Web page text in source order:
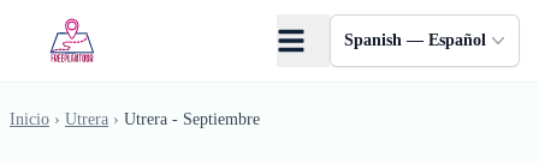
Spanish — Español
Inicio › Utrera › Utrera - Septiembre